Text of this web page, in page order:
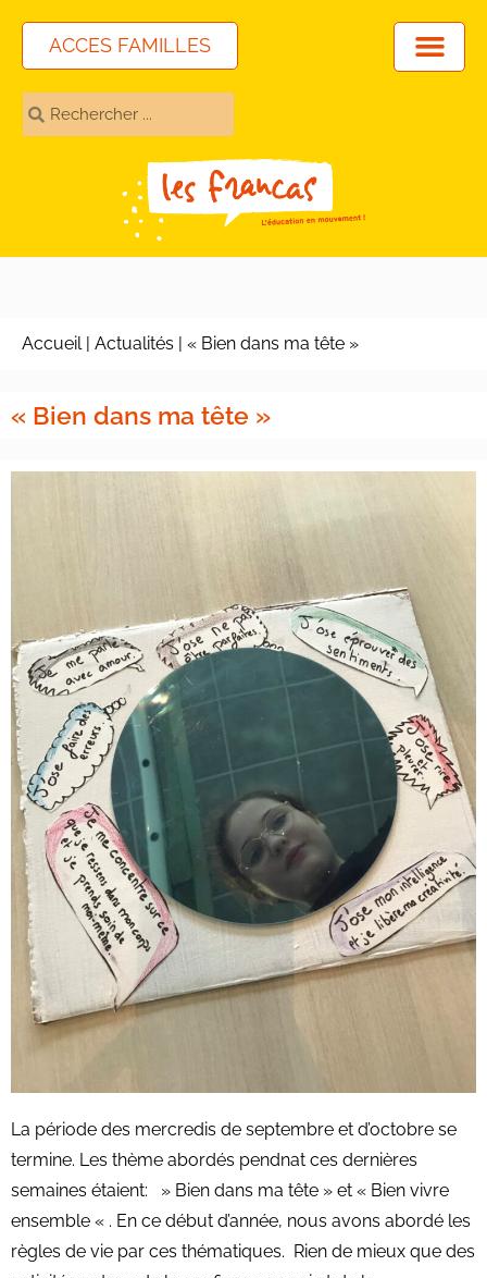
ACCES FAMILLES
Accueil| Actualités | « Bien dans ma tête »
« Bien dans ma tête »
La période des mercredis de septembre et d’octobre se
termine. Les thème abordés pendnat ces dernières
semaines étaient: » Bien dans ma tête » et « Bien vivre
ensemble « . En ce début d’année, nous avons abordé les
règles de vie par ces thématiques. Rien de mieux que des